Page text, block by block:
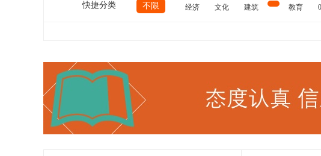
快捷分类 不限 经济 文化 建筑 教育 0